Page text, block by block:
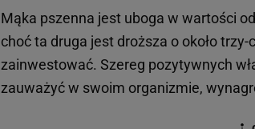
Mąka pszenna jest uboga w wartości
choć ta druga jest droższa o około
zainwestować. Szereg pozytywnych
zauważyć w swoim organizmie,